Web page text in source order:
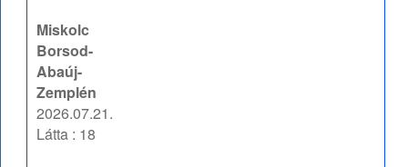
Miskolc
Borsod-
Abaúj-
Zemplén
2026.07.21.
Látta : 18